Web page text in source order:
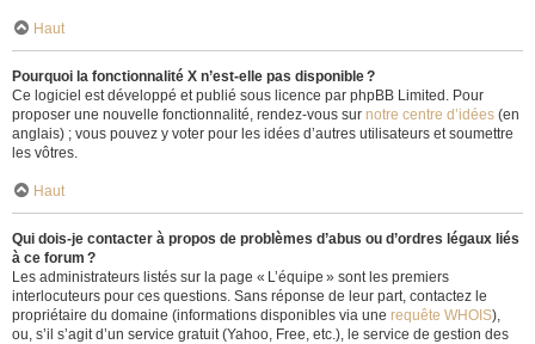
Haut
Pourquoi la fonctionnalité X n’est-elle pas disponible ?
Ce logiciel est développé et publié sous licence par phpBB Limited. Pour
proposer une nouvelle fonctionnalité, rendez-vous sur notre centre d’idées (en
anglais) ; vous pouvez y voter pour les idées d’autres utilisateurs et soumettre
les vôtres.
Haut
Qui dois-je contacter à propos de problèmes d’abus ou d’ordres légaux liés
à ce forum ?
Les administrateurs listés sur la page « L’équipe » sont les premiers
interlocuteurs pour ces questions. Sans réponse de leur part, contactez le
propriétaire du domaine (informations disponibles via une requête WHOIS),
ou, s’il s’agit d’un service gratuit (Yahoo, Free, etc.), le service de gestion des